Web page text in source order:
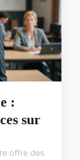
:
sur
offre des